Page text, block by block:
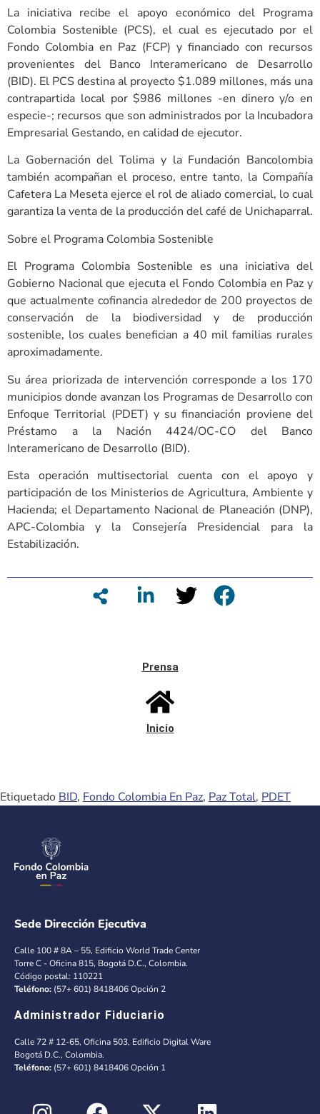
La iniciativa recibe el apoyo económico del Programa
Colombia Sostenible (PCS), el cual es ejecutado por el
Fondo Colombia en Paz (FCP) y financiado con recursos
provenientes del Banco Interamericano de Desarrollo
(BID). El PCS destina al proyecto $1.089 millones, más una
contrapartida local por $986 millones -en dinero y/o en
especie-; recursos que son administrados por la Incubadora
Empresarial Gestando, en calidad de ejecutor.
La Gobernación del Tolima y la Fundación Bancolombia
también acompañan el proceso, entre tanto, la Compañía
Cafetera La Meseta ejerce el rol de aliado comercial, lo cual
garantiza la venta de la producción del café de Unichaparral.
Sobre el Programa Colombia Sostenible
El Programa Colombia Sostenible es una iniciativa del
Gobierno Nacional que ejecuta el Fondo Colombia en Paz y
que actualmente cofinancia alrededor de 200 proyectos de
conservación de la biodiversidad y de producción
sostenible, los cuales benefician a 40 mil familias rurales
aproximadamente.
Su área priorizada de intervención corresponde a los 170
municipios donde avanzan los Programas de Desarrollo con
Enfoque Territorial (PDET) y su financiación proviene del
Préstamo a la Nación 4424/OC-CO del Banco
Interamericano de Desarrollo (BID).
Esta operación multisectorial cuenta con el apoyo y
participación de los Ministerios de Agricultura, Ambiente y
Hacienda; el Departamento Nacional de Planeación (DNP),
APC-Colombia y la Consejería Presidencial para la
Estabilización.
Prensa
Inicio
Etiquetado BID, Fondo Colombia En Paz, Paz Total, PDET
Sede Dirección Ejecutiva
Calle 100 # 8A – 55, Edificio World Trade Center
Torre C - Oficina 815, Bogotá D.C., Colombia.
Código postal: 110221
Teléfono: (57+ 601) 8418406 Opción 2
Administrador Fiduciario
Calle 72 # 12-65, Oficina 503, Edificio Digital Ware
Bogotá D.C., Colombia.
Teléfono: (57+ 601) 8418406 Opción 1